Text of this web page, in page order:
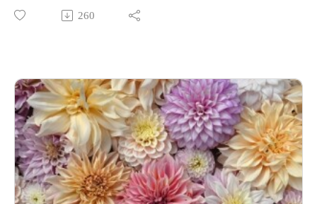
gartnere – dig med ned i såbakkerne og ud i køkkenhaven. Vi
taler om struktur, timing og de faglige principper bag god
Afsnittet er fyldt med ærlige erfaringer, grin og brugbare råd,
så du kan lære af både vores viden og vores fejltagelser og få
en bedre start på såsæsonen. Læs vores blog om Såning i
køkkenhaven – struktur, timing og faglige principper
260